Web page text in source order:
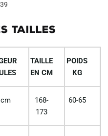
TAILLES
TAILLE
EN CM
POIDS
KG
168-
173
60-65